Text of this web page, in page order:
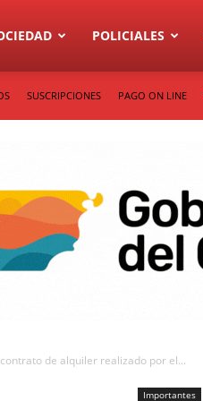
POLICIALES
SUSCRIPCIONES PAGO ON LINE
de alquiler realizado por el...
Importantes